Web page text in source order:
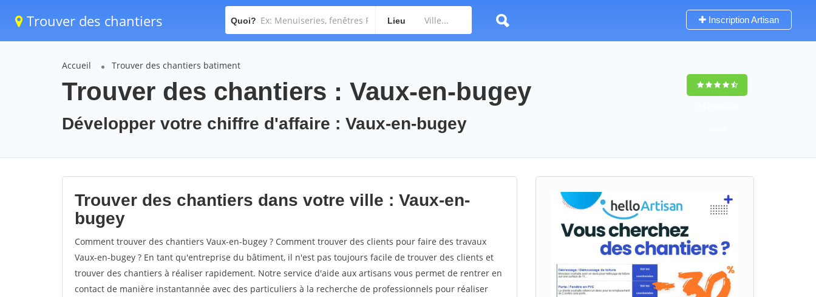
Trouver des chantiers Quoi? Lieu Inscription Artisan
Accueil Trouver des chantiers batiment
Trouver des chantiers : Vaux-en-bugey
Développer votre chiffre d'affaire : Vaux-en-bugey
Trouver des chantiers dans votre ville : Vaux-en-
bugey
Comment trouver des chantiers Vaux-en-bugey ? Comment trouver des clients pour faire des travaux
Vaux-en-bugey ? En tant qu'entreprise du bâtiment, il n'est pas toujours facile de trouver des clients et
trouver des chantiers à réaliser rapidement. Notre service d'aide aux artisans vous permet de rentrer en
contact de manière instantannée avec des particuliers à la recherche de professionnels pour réaliser